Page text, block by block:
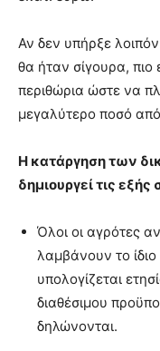
Αν δεν υπήρξε
θα ήταν σίγουρα,
περιθώρια ώστε να
µεγαλύτερο ποσό
Η κατάργηση των
δηµιουργεί τις
Όλοι οι αγρότες
λαµβάνουν το
υπολογίζεται
διαθέσιµου
δηλώνονται.